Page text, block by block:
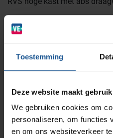
Toestemming
Deze website maakt
We gebruiken cookies om
personaliseren, om functies
en om ons websiteverkeer
Branche
Cleanrooms, Laboratoria,
Materiaal
RVS
Merk
VE-Systems
Branches
Ziekenhuizen en
Zorginstellingen
Solutions
RVS
Modulaire
Opslagsystemen en
Medische
Infectiepreventie en
Opslagmogelijkheden
Medische
Metro
Zarges
AP Medical
BINBIN
Klantcases
Vacatures